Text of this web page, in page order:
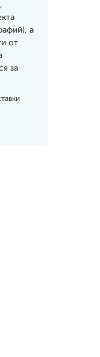
а
от
за